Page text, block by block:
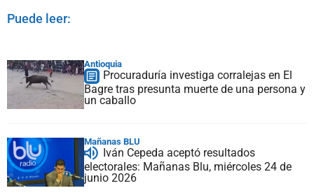
Puede leer:
Antioquia
Procuraduría investiga corralejas en El
Bagre tras presunta muerte de una persona y
un caballo
Mañanas BLU
Iván Cepeda aceptó resultados
electorales: Mañanas Blu, miércoles 24 de
junio 2026